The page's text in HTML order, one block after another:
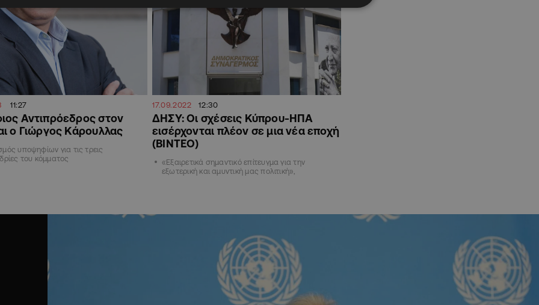
11:27
Αντιπρόεδρος στον
ο Γιώργος Κάρουλλας
υποψηφίων για τις τρεις
του κόμματος
17.09.2022 12:30
ΔΗΣΥ: Οι σχέσεις Κύπρου-ΗΠΑ
εισέρχονται πλέον σε μια νέα εποχή
(ΒΙΝΤΕΟ)
«Εξαιρετικά σημαντικό επίτευγμα για την
εξωτερική και αμυντική μας πολιτική»,